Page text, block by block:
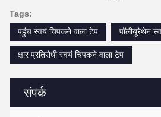
संपर्क
Tags:
पहुंच स्वयं चिपकने वाला टेप
पॉलीयूरेथेन
क्षार प्रतिरोधी स्वयं चिपकने वाला टेप